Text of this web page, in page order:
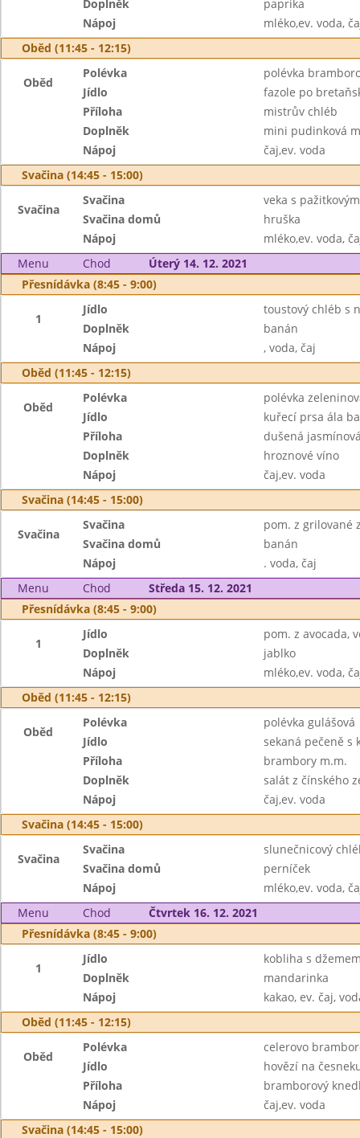
Doplněk
paprika
Nápoj
mléko,ev. voda,
Oběd (11:45 - 12:15)
Oběd
Polévka
polévka
Jídlo
fazole po
Příloha
mistrův chléb
Doplněk
mini pudinková
Nápoj
čaj,ev. voda
Svačina (14:45 - 15:00)
Svačina
Svačina
veka s
Svačina domů
hruška
Nápoj
mléko,ev. voda,
Menu
Chod
Úterý 14. 12. 2021
Přesnídávka (8:45 - 9:00)
1
Jídlo
toustový chléb s
Doplněk
banán
Nápoj
, voda, čaj
Oběd (11:45 - 12:15)
Oběd
Polévka
polévka
Jídlo
kuřecí prsa ála
Příloha
dušená
Doplněk
hroznové víno
Nápoj
čaj,ev. voda
Svačina (14:45 - 15:00)
Svačina
Svačina
pom. z grilované
Svačina domů
banán
Nápoj
. voda, čaj
Menu
Chod
Středa 15. 12. 2021
Přesnídávka (8:45 - 9:00)
1
Jídlo
pom. z avocada,
Doplněk
jablko
Nápoj
mléko,ev. voda,
Oběd (11:45 - 12:15)
Oběd
Polévka
polévka gulášová
Jídlo
sekaná pečeně s
Příloha
brambory m.m.
Doplněk
salát z čínského
Nápoj
čaj,ev. voda
Svačina (14:45 - 15:00)
Svačina
Svačina
slunečnicový
Svačina domů
perníček
Nápoj
mléko,ev. voda,
Menu
Chod
Čtvrtek 16. 12. 2021
Přesnídávka (8:45 - 9:00)
1
Jídlo
kobliha s
Doplněk
mandarinka
Nápoj
kakao, ev. čaj,
Oběd (11:45 - 12:15)
Oběd
Polévka
celerovo
Jídlo
hovězí na
Příloha
bramborový
Nápoj
čaj,ev. voda
Svačina (14:45 - 15:00)